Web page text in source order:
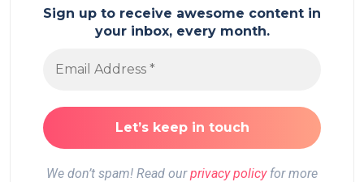
Sign up to receive awesome content in
your inbox, every month.
We don’t spam! Read ourprivacy policyfor more